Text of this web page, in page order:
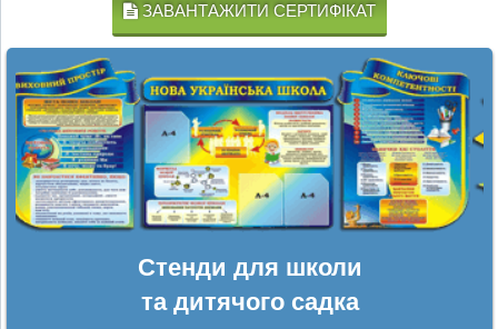
ЗАВАНТАЖИТИ СЕРТИФІКАТ
Стенди для школи
та дитячого садка